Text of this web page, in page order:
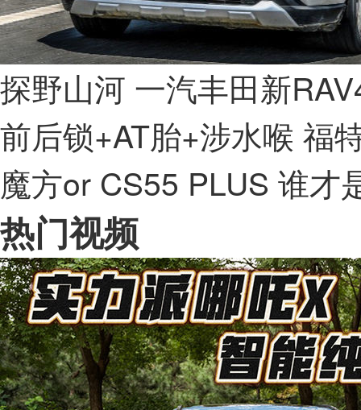
探野山河 一汽丰田新
前后锁+AT胎+涉水喉 福
魔方or CS55 PLUS 谁才
热门视频